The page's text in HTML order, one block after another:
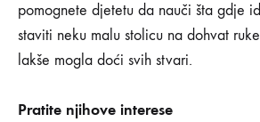
pomognete djetetu da nauči šta gdje
staviti neku malu stolicu na dohvat
lakše mogla doći svih stvari.
Pratite njihove interese